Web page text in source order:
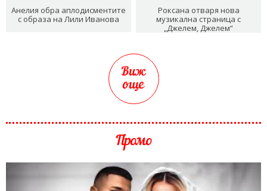
Анелия обра аплодисментите
с образа на Лили Иванова
Роксана отваря нова
музикална страница с
„Джелем, Джелем“
Виж
още
Промо